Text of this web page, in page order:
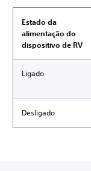
Estado da
alimentação do
dispositivo de RV
Ligado
Desligado